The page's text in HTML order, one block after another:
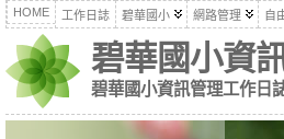
HOME 工作日誌 碧華國小 網路管理 自
碧華國小資
碧華國小資訊管理工作日